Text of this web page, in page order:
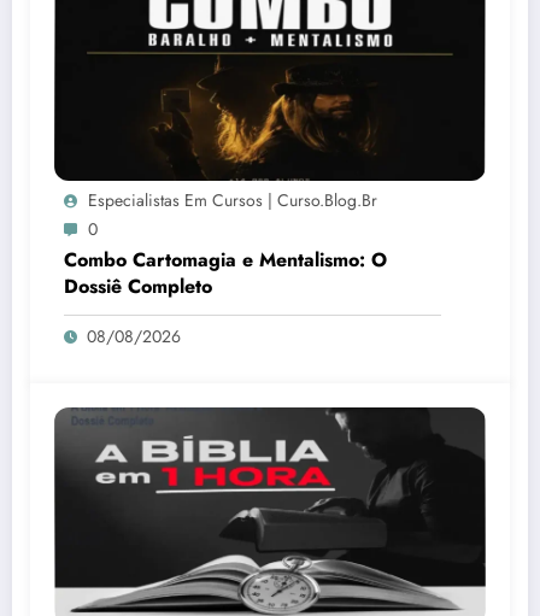
Especialistas Em Cursos | Curso.blog.br
0
Combo Cartomagia e Mentalismo: O
Dossiê Completo
08/08/2026